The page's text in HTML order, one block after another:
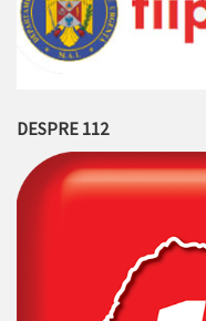
DESPRE 112